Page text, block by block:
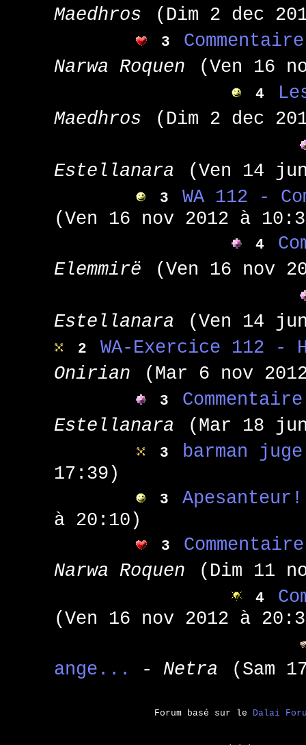
Maedhros
(Dim 2 dec
3
Narwa Roquen
(Ven 16
4
Maedhros
(Dim 2 dec
Estellanara (Ven 14
3
WA 112 -
(Ven 16 nov 2012 à
4
Elemmirë
(Ven 16 nov
Estellanara (Ven 14
2
WA-Exercice 112
Onirian
(Mar 6 nov
3
Estellanara
(Mar 18
3
barman juge
17:39)
3
Apesanteur!
à 20:10)
3
Narwa Roquen
(Dim 11
4
(Ven 16 nov 2012 à
ange... - Netra (Sam
Forum basé sur le Dalai